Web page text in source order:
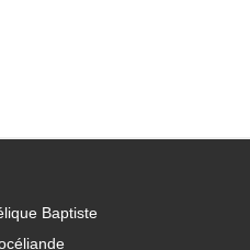
Baptiste